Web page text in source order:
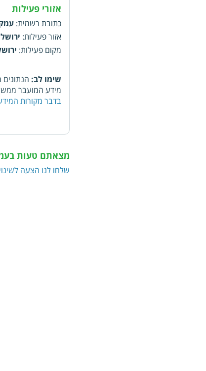
אזורי פעילות
כתובת רשמית: עמק
אזור פעילות:
מקום פעילות:
שימו לב:
מידע המועבר
בדבר מקורות
מצאתם טעות
שלחו לנו הצעה לשינוי